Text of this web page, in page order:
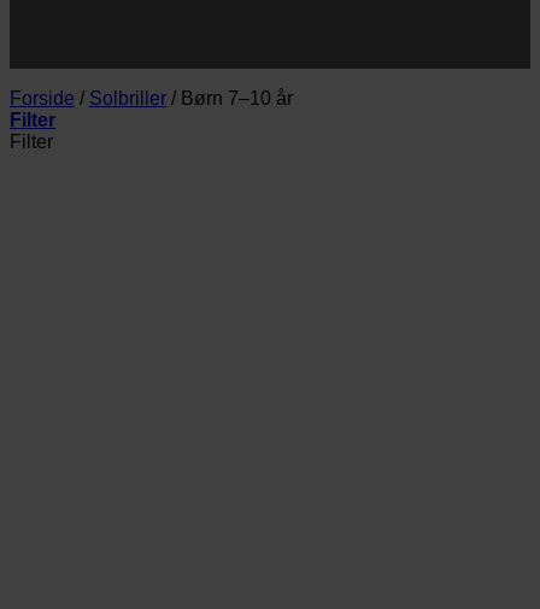
Forside / Solbriller / Børn 7–10 år
Filter
Filter